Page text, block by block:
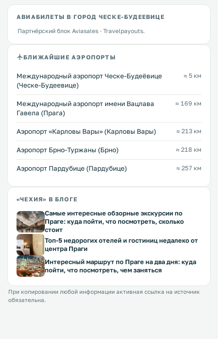
АВИАБИЛЕТЫ В ГОРОД ЧЕСКЕ-БУДЕЕВИЦЕ
Партнёрский блок Aviasales · Travelpayouts.
БЛИЖАЙШИЕ АЭРОПОРТЫ
Международный аэропорт Ческе-Будеёвице
(Ческе-Будеевице)
≈ 5 км
Международный аэропорт имени Вацлава
Гавела (Прага)
≈ 169 км
Аэропорт «Карловы Вары» (Карловы Вары) ≈ 213 км
Аэропорт Брно-Туржаны (Брно) ≈ 218 км
Аэропорт Пардубице (Пардубице) ≈ 257 км
«ЧЕХИЯ» В БЛОГЕ
Самые интересные обзорные экскурсии по
Праге: куда пойти, что посмотреть, сколько
стоит
Топ-5 недорогих отелей и гостиниц недалеко от
центра Праги
Интересный маршрут по Праге на два дня: куда
пойти, что посмотреть, чем заняться
При копировании любой информации активная ссылка на источник
обязательна.